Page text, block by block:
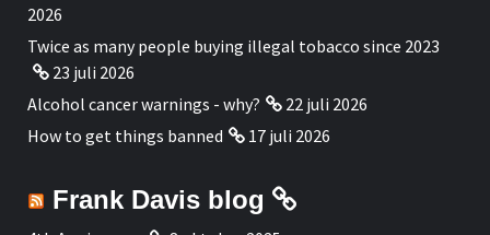
2026
Twice as many people buying illegal tobacco since 2023
23 juli 2026
Alcohol cancer warnings - why?
22 juli 2026
How to get things banned
17 juli 2026
Frank Davis blog